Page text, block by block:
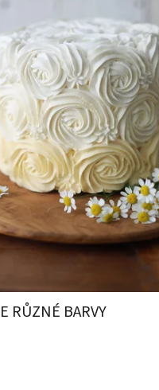
RŮZNÉ BARVY